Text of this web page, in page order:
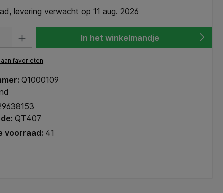
levering verwacht op 11 aug. 2026
In het winkelmandje
favorieten
Q1000109
QT407
voorraad: 41